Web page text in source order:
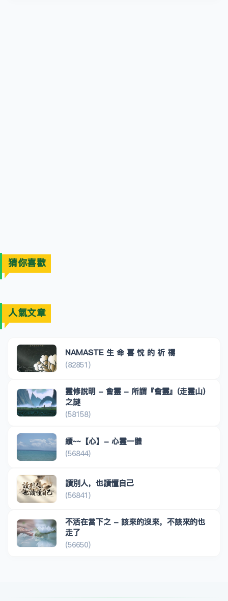
猜你喜歡
人氣文章
NAMASTE 生 命 喜 悅 的 祈 禱
(82851)
靈修說明 - 會靈 - 所謂『會靈』(走靈山)
之謎
(58158)
續~~【心】- 心靈一體
(56844)
讀別人，也讀懂自己
(56841)
不活在當下之 - 該來的沒來，不該來的也
走了
(56650)